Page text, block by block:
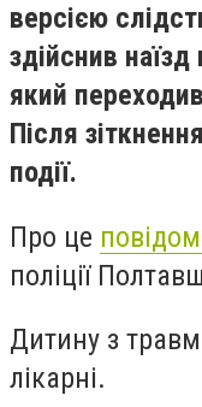
версією
здійснив
який
Після
події.
Про це
поліції
Дитину з
лікарні.